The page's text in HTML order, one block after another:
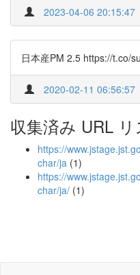
2023-04-06 20:15:47
日本産PM 2.5 https://t.co/
2020-02-11 06:56:57
収集済み URL リ
https://
char/ja (1)
https://
char/ja/ (1)